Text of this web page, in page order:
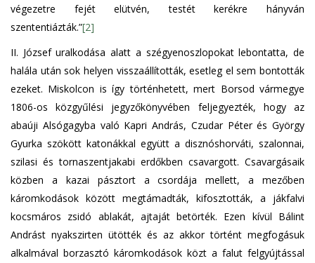
végezetre fejét elütvén, testét kerékre hányván
szententiázták.”[2]
II. József uralkodása alatt a szégyenoszlopokat lebontatta, de
halála után sok helyen visszaállították, esetleg el sem bontották
ezeket. Miskolcon is így történhetett, mert Borsod vármegye
1806-os közgyűlési jegyzőkönyvében feljegyezték, hogy az
abaúji Alsógagyba való Kapri András, Czudar Péter és György
Gyurka szökött katonákkal együtt a disznóshorváti, szalonnai,
szilasi és tornaszentjakabi erdőkben csavargott. Csavargásaik
közben a kazai pásztort a csordája mellett, a mezőben
káromkodások között megtámadták, kifosztották, a jákfalvi
kocsmáros zsidó ablakát, ajtaját betörték. Ezen kívül Bálint
Andrást nyakszirten ütötték és az akkor történt megfogásuk
alkalmával borzasztó káromkodások közt a falut felgyújtással